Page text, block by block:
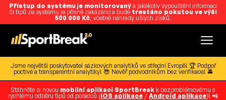
Přístup do systému je monitorovanýa jakékoliv vypouštění informací
či tipů ze systému je přísně zakázáno a bude trestáno pokutou ve výši
500 000 Kč, včetně náhrady ušlých zisků.
Jsme největší poskytovatel sázkových analytiků ve střední Evropě! 🏆 Podpoř
poctivé a transparentní analytiky! 😎 Nevěř podvodníkům bez verifikace! 🚔
Stáhněte si novou mobilní aplikaci SportBreak k bezproblémovému a
rychlému odběru tipů od poradců (iOS aplikace / Android aplikace)! 📲